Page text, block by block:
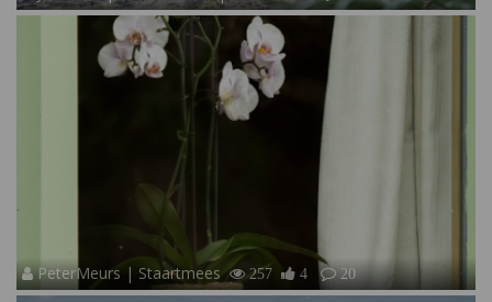
PeterMeurs | Staartmees 257 4 20